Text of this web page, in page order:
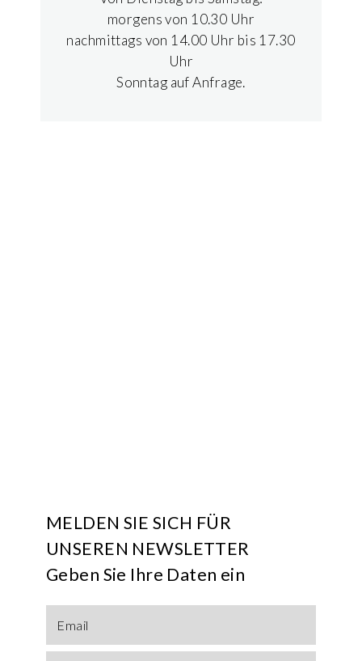
morgens von 10.30 Uhr
nachmittags von 14.00 Uhr bis 17.30
Uhr
Sonntag auf Anfrage.
MELDEN SIE SICH FÜR
UNSEREN NEWSLETTER
Geben Sie Ihre Daten ein